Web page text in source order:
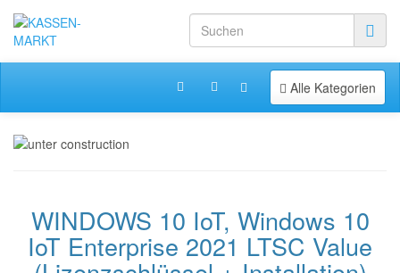
Toggle navigation
Alle Kategorien
WINDOWS 10 IoT, Windows 10
IoT Enterprise 2021 LTSC Value